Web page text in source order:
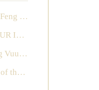
Help mij door de overgang met Feng Shui
PLAATS EEN ZOUTWATERKUUR IN HET ZUIDEN IN 2026
Welkom in het jaar van het Yang Vuur Paard
Cloud Dancer, Pantone coulour of the year 2026